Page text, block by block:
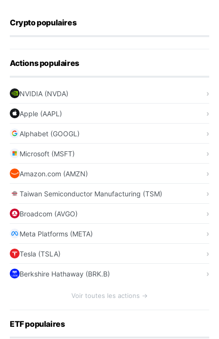
Crypto populaires
Actions populaires
NVIDIA (NVDA)
Apple (AAPL)
Alphabet (GOOGL)
Microsoft (MSFT)
Amazon.com (AMZN)
Taiwan Semiconductor Manufacturing (TSM)
Broadcom (AVGO)
Meta Platforms (META)
Tesla (TSLA)
Berkshire Hathaway (BRK.B)
Voir toutes les actions →
ETF populaires